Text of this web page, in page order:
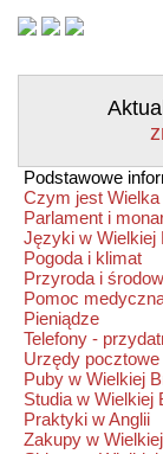
Podstawowe
Czym jest
Parlament i
Języki w Wielkiej
Pogoda i klimat
Przyroda i
Pomoc
Pieniądze
Telefony -
Urzędy pocztowe
Puby w Wielkiej
Studia w Wielkiej
Praktyki w Anglii
Zakupy w